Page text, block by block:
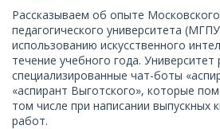
Рассказываем об опыте
педагогического университета
использованию искусственного
течение учебного года. Университет
специализированные чат-боты
«аспирант Выготского», которые
том числе при написании выпускных
работ.